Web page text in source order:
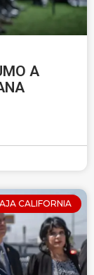
A
CALIFORNIA